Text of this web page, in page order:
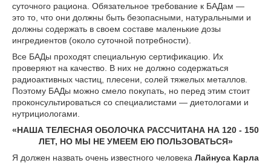
суточного рациона. Обязательное требование к БАДам —
это то, что они должны быть безопасными, натуральными и
должны содержать в своем составе маленькие дозы
ингредиентов (около суточной потребности).
Все БАДы проходят специальную сертификацию. Их
проверяют на качество. В них не должно содержаться
радиоактивных частиц, плесени, солей тяжелых металлов.
Поэтому БАДы можно смело покупать, но перед этим стоит
проконсультироваться со специалистами — диетологами и
нутрициологами.
«НАША ТЕЛЕСНАЯ ОБОЛОЧКА РАССЧИТАНА НА 120 - 150
ЛЕТ, НО МЫ НЕ УМЕЕМ ЕЮ ПОЛЬЗОВАТЬСЯ»
Я должен назвать очень известного человека Лайнуса Карла